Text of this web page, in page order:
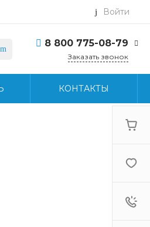
Войти
8 800 775-08-79
г. Москва, БЦ Вятский,
Заказать звонок
КОНТАКТЫ